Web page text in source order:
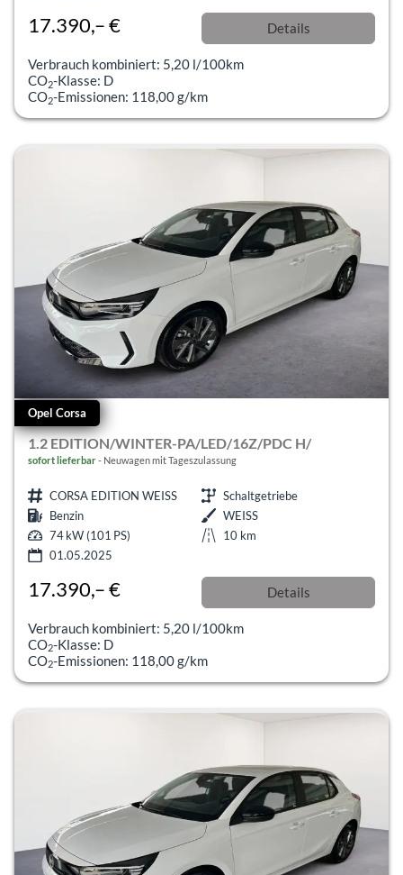
17.390,– € Details
Verbrauch kombiniert: 5,20 l/100km
CO2-Klasse: D
CO2-Emissionen: 118,00 g/km
Opel Corsa
1.2 EDITION/WINTER-PA/LED/16Z/PDC H/
sofort lieferbar Neuwagen mit Tageszulassung
CORSA EDITION WEISS
Schaltgetriebe
Benzin
WEISS
74 kW (101 PS)
10 km
01.05.2025
17.390,– € Details
Verbrauch kombiniert: 5,20 l/100km
CO2-Klasse: D
CO2-Emissionen: 118,00 g/km